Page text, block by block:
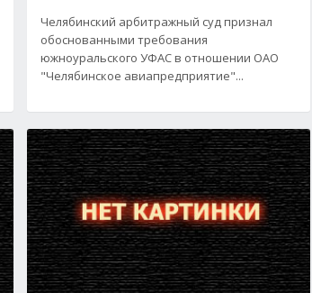
Челябинский арбитражный суд признал
обоснованными требования
южноуральского УФАС в отношении ОАО
"Челябинское авиапредприятие"...